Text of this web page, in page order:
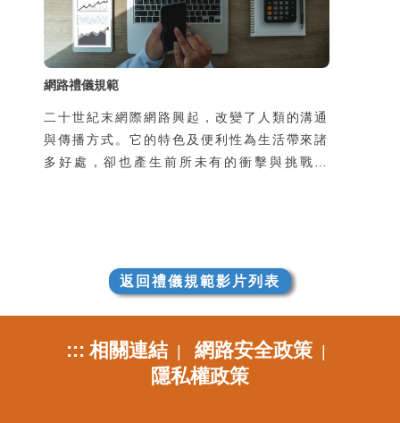
2001)。因此，數位原住民與數位移民這二個
族群在
網路禮儀規範
二十世紀末網際網路興起，改變了人類的溝通
與傳播方式。它的特色及便利性為生活帶來諸
多好處，卻也產生前所未有的衝擊與挑戰。
來檢視自己的網路素養及網路禮儀之必要。培
養適當的網路使用習慣，並善用網路的優點，
避免或降低其帶來的負面衝擊。
返回禮儀規範影片列表
::: 相關連結| 網路安全政策|
隱私權政策